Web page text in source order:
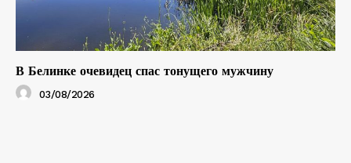
В Белинке очевидец спас тонущего мужчину
03/08/2026